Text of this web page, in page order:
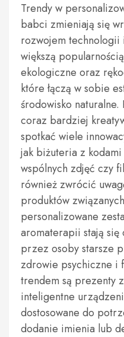
Trendy w
babci zmieniają się
rozwojem
większą
ekologiczne oraz
które łączą w sobie
środowisko naturalne.
coraz bardziej
spotkać wiele
jak biżuteria z
wspólnych zdjęć czy
również zwrócić
produktów
personalizowane
aromaterapii stają
przez osoby starsze
zdrowie psychiczne i
trendem są prezenty
inteligentne
dostosowane do
dodanie imienia lub